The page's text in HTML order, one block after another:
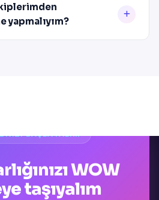
yapmalıyım?
WOW
taşıyalım